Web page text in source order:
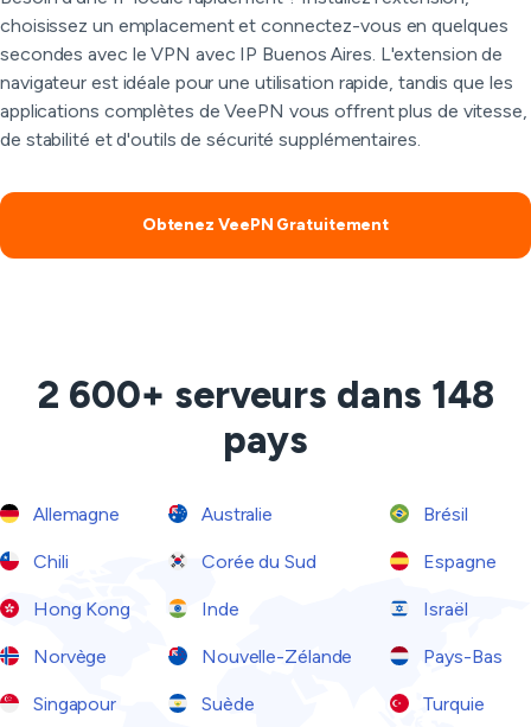
choisissez un emplacement et connectez-vous en quelques
secondes avec le VPN avec IP Buenos Aires. L'extension de
navigateur est idéale pour une utilisation rapide, tandis que les
applications complètes de VeePN vous offrent plus de vitesse,
de stabilité et d'outils de sécurité supplémentaires.
Obtenez VeePN Gratuitement
2 600+ serveurs dans 148
pays
Allemagne Australie Brésil
Chili Corée du Sud Espagne
Hong Kong Inde Israël
Norvège Nouvelle-Zélande Pays-Bas
Singapour Suède Turquie